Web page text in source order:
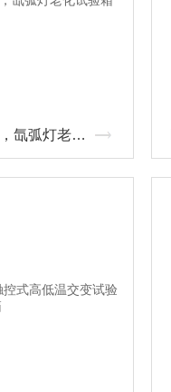
SN-225氙灯试验箱，氙弧灯老化试验箱